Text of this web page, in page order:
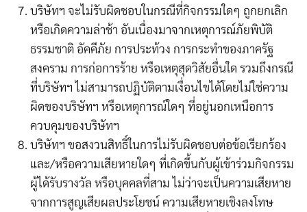
บริษัทฯ จะไม่รับผิดชอบในกรณีที่กิจกรรมใดๆ ถูกยกเลิก
หรือเกิดความล่าช้า อันเนื่องมาจากเหตุการณ์ภัยพิบัติ
ธรรมชาติ อัคคีภัย การประท้วง การกระทำของภาครัฐ
สงคราม การก่อการร้าย หรือเหตุสุดวิสัยอื่นใด รวมถึงกรณี
ที่บริษัทฯ ไม่สามารถปฏิบัติตามเงื่อนไขได้โดยไม่ใช่ความ
ผิดของบริษัทฯ หรือเหตุการณ์ใดๆ ที่อยู่นอกเหนือการ
ควบคุมของบริษัทฯ
บริษัทฯ ขอสงวนสิทธิ์ในการไม่รับผิดชอบต่อข้อเรียกร้อง
และ/หรือความเสียหายใดๆ ที่เกิดขึ้นกับผู้เข้าร่วมกิจกรรม
ผู้ได้รับรางวัล หรือบุคคลที่สาม ไม่ว่าจะเป็นความเสียหาย
จากการสูญเสียผลประโยชน์ ความเสียหายเชิงลงโทษ